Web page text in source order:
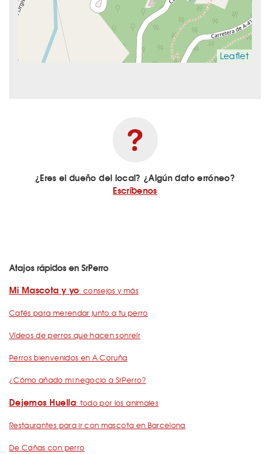
Leaflet
¿Eres el dueño del local? ¿Algún dato erróneo?
Escríbenos
Atajos rápidos en SrPerro
Mi Mascota y yo: consejos y más
Cafés para merendar junto a tu perro
Vídeos de perros que hacen sonreír
Perros bienvenidos en A Coruña
¿Cómo añado mi negocio a SrPerro?
Dejemos Huella: todo por los animales
Restaurantes para ir con mascota en Barcelona
De Cañas con perro